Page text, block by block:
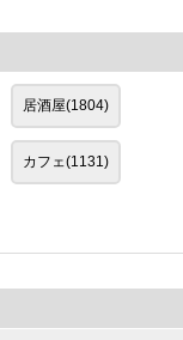
居酒屋(1804)
カフェ(1131)